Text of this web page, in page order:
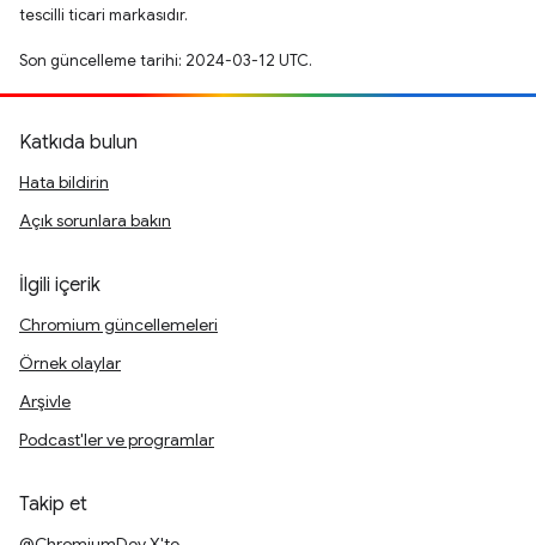
tescilli ticari markasıdır.
Son güncelleme tarihi: 2024-03-12 UTC.
Katkıda bulun
Hata bildirin
Açık sorunlara bakın
İlgili içerik
Chromium güncellemeleri
Örnek olaylar
Arşivle
Podcast'ler ve programlar
Takip et